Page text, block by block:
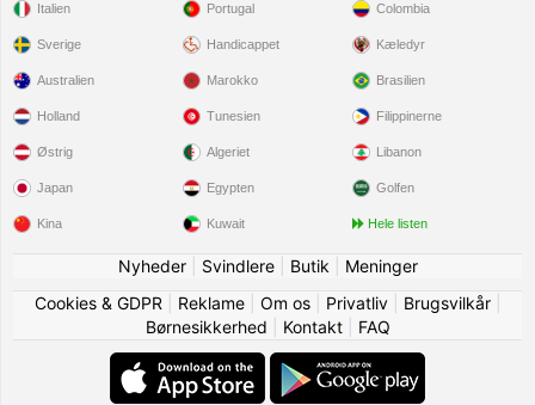
Italien
Sverige
Portugal
Handicappet
Colombia
Kæledyr
Australien
Holland
Østrig
Japan
Kina
Marokko
Tunesien
Algeriet
Egypten
Kuwait
Brasilien
Filippinerne
Libanon
Golfen
Hele listen
Nyheder| Svindlere| Butik
Meninger
Cookies & GDPR
Reklame| Om os| Privatliv| Brugsvilkår|
Børnesikkerhed
Kontakt| FAQ